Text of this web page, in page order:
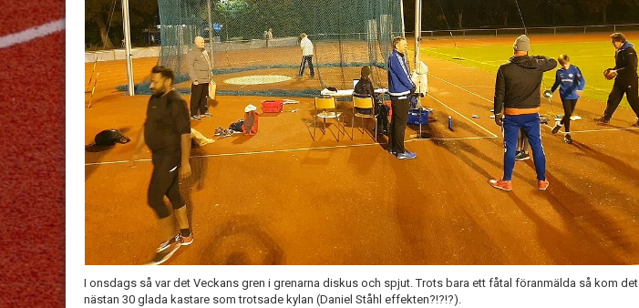
I onsdags så var det Veckans gren i grenarna diskus och spjut. Trots bara ett fåtal föranmälda så kom det
nästan 30 glada kastare som trotsade kylan (Daniel Ståhl effekten?!?!?).